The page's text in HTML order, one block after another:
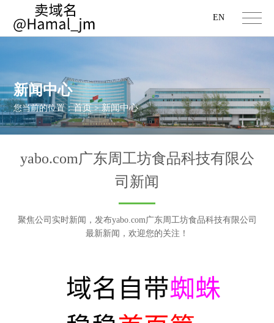
EN
新闻中心
您当前的位置：首页>新闻中心
yabo.com广东周工坊食品科技有限公
司新闻
聚焦公司实时新闻，发布yabo.com广东周工坊食品科技有限公司
最新新闻，欢迎您的关注！